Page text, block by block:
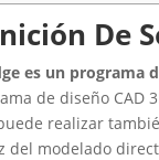
De
es un programa
de diseño CAD
realizar
del modelado